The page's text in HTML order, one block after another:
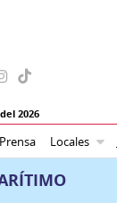
2026
Locales